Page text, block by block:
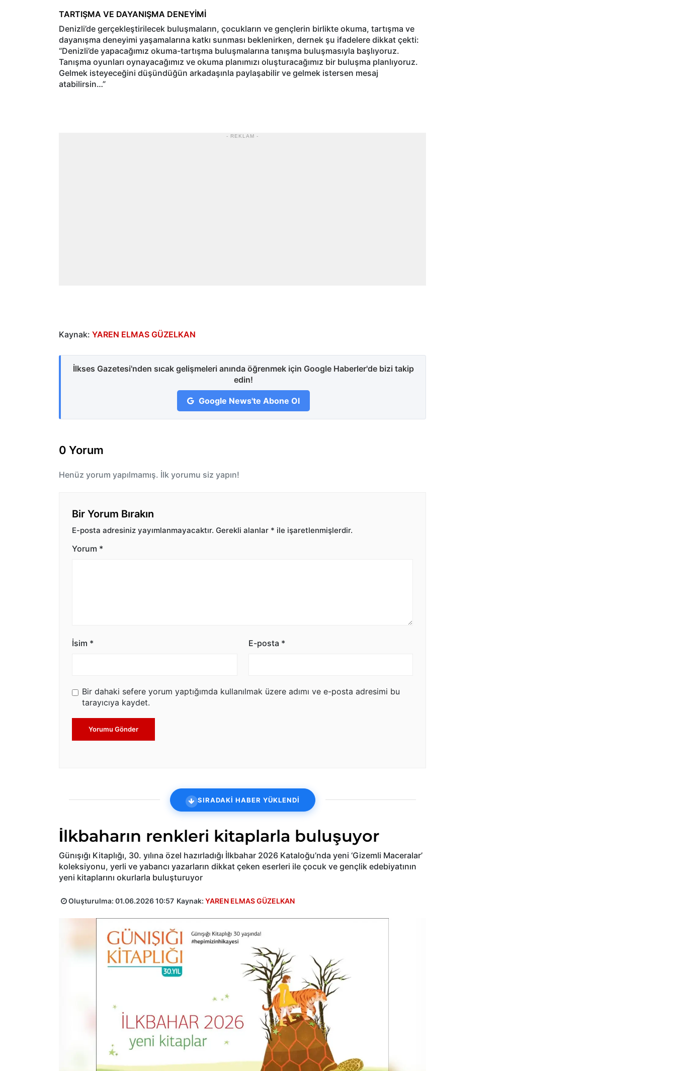
TARTIŞMA VE DAYANIŞMA DENEYİMİ
Denizli’de gerçekleştirilecek buluşmaların, çocukların ve gençlerin birlikte okuma, tartışma ve
dayanışma deneyimi yaşamalarına katkı sunması beklenirken, dernek şu ifadelere dikkat çekti:
“Denizli’de yapacağımız okuma-tartışma buluşmalarına tanışma buluşmasıyla başlıyoruz.
Tanışma oyunları oynayacağımız ve okuma planımızı oluşturacağımız bir buluşma planlıyoruz.
Gelmek isteyeceğini düşündüğün arkadaşınla paylaşabilir ve gelmek istersen mesaj
atabilirsin…”
- REKLAM -
Kaynak: YAREN ELMAS GÜZELKAN
İlkses Gazetesi'nden sıcak gelişmeleri anında öğrenmek için Google Haberler'de bizi takip
edin!
Google News'te Abone Ol
0 Yorum
Henüz yorum yapılmamış. İlk yorumu siz yapın!
Bir Yorum Bırakın
E-posta adresiniz yayımlanmayacaktır. Gerekli alanlar * ile işaretlenmişlerdir.
Yorum *
İsim * E-posta *
Bir dahaki sefere yorum yaptığımda kullanılmak üzere adımı ve e-posta adresimi bu
tarayıcıya kaydet.
Yorumu Gönder
SIRADAKİ HABER YÜKLENDİ
İlkbaharın renkleri kitaplarla buluşuyor
Günışığı Kitaplığı, 30. yılına özel hazırladığı İlkbahar 2026 Kataloğu’nda yeni ‘Gizemli Maceralar’
koleksiyonu, yerli ve yabancı yazarların dikkat çeken eserleri ile çocuk ve gençlik edebiyatının
yeni kitaplarını okurlarla buluşturuyor
Oluşturulma: 01.06.2026 10:57 Kaynak: YAREN ELMAS GÜZELKAN